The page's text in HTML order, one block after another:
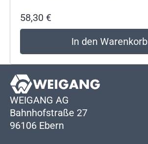
58,30 €
In den Warenkorb
WEIGANG AG
Bahnhofstraße 27
96106 Ebern